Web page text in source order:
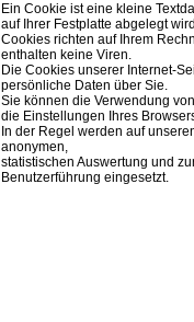
Ein Cookie ist eine kleine
auf Ihrer Festplatte abgelegt
Cookies richten auf Ihrem
enthalten keine Viren.
Die Cookies unserer Internet-
persönliche Daten über Sie.
Sie können die Verwendung
die Einstellungen Ihres
In der Regel werden auf
anonymen,
statistischen Auswertung und
Benutzerführung eingesetzt.